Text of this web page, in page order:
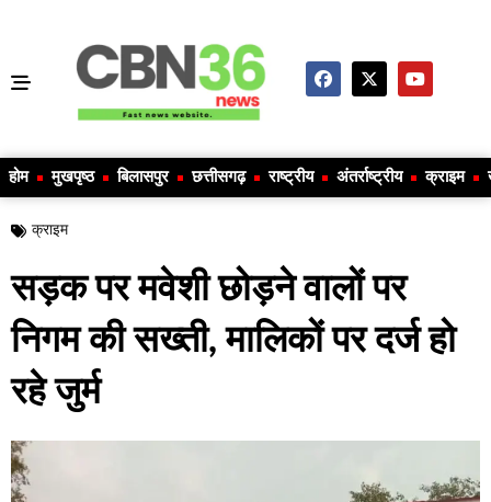
होम मुखपृष्ठ बिलासपुर छत्तीसगढ़ राष्ट्रीय अंतर्राष्ट्रीय क्राइम
क्राइम
सड़क पर मवेशी छोड़ने वालों पर
निगम की सख्ती, मालिकों पर दर्ज हो
रहे जुर्म